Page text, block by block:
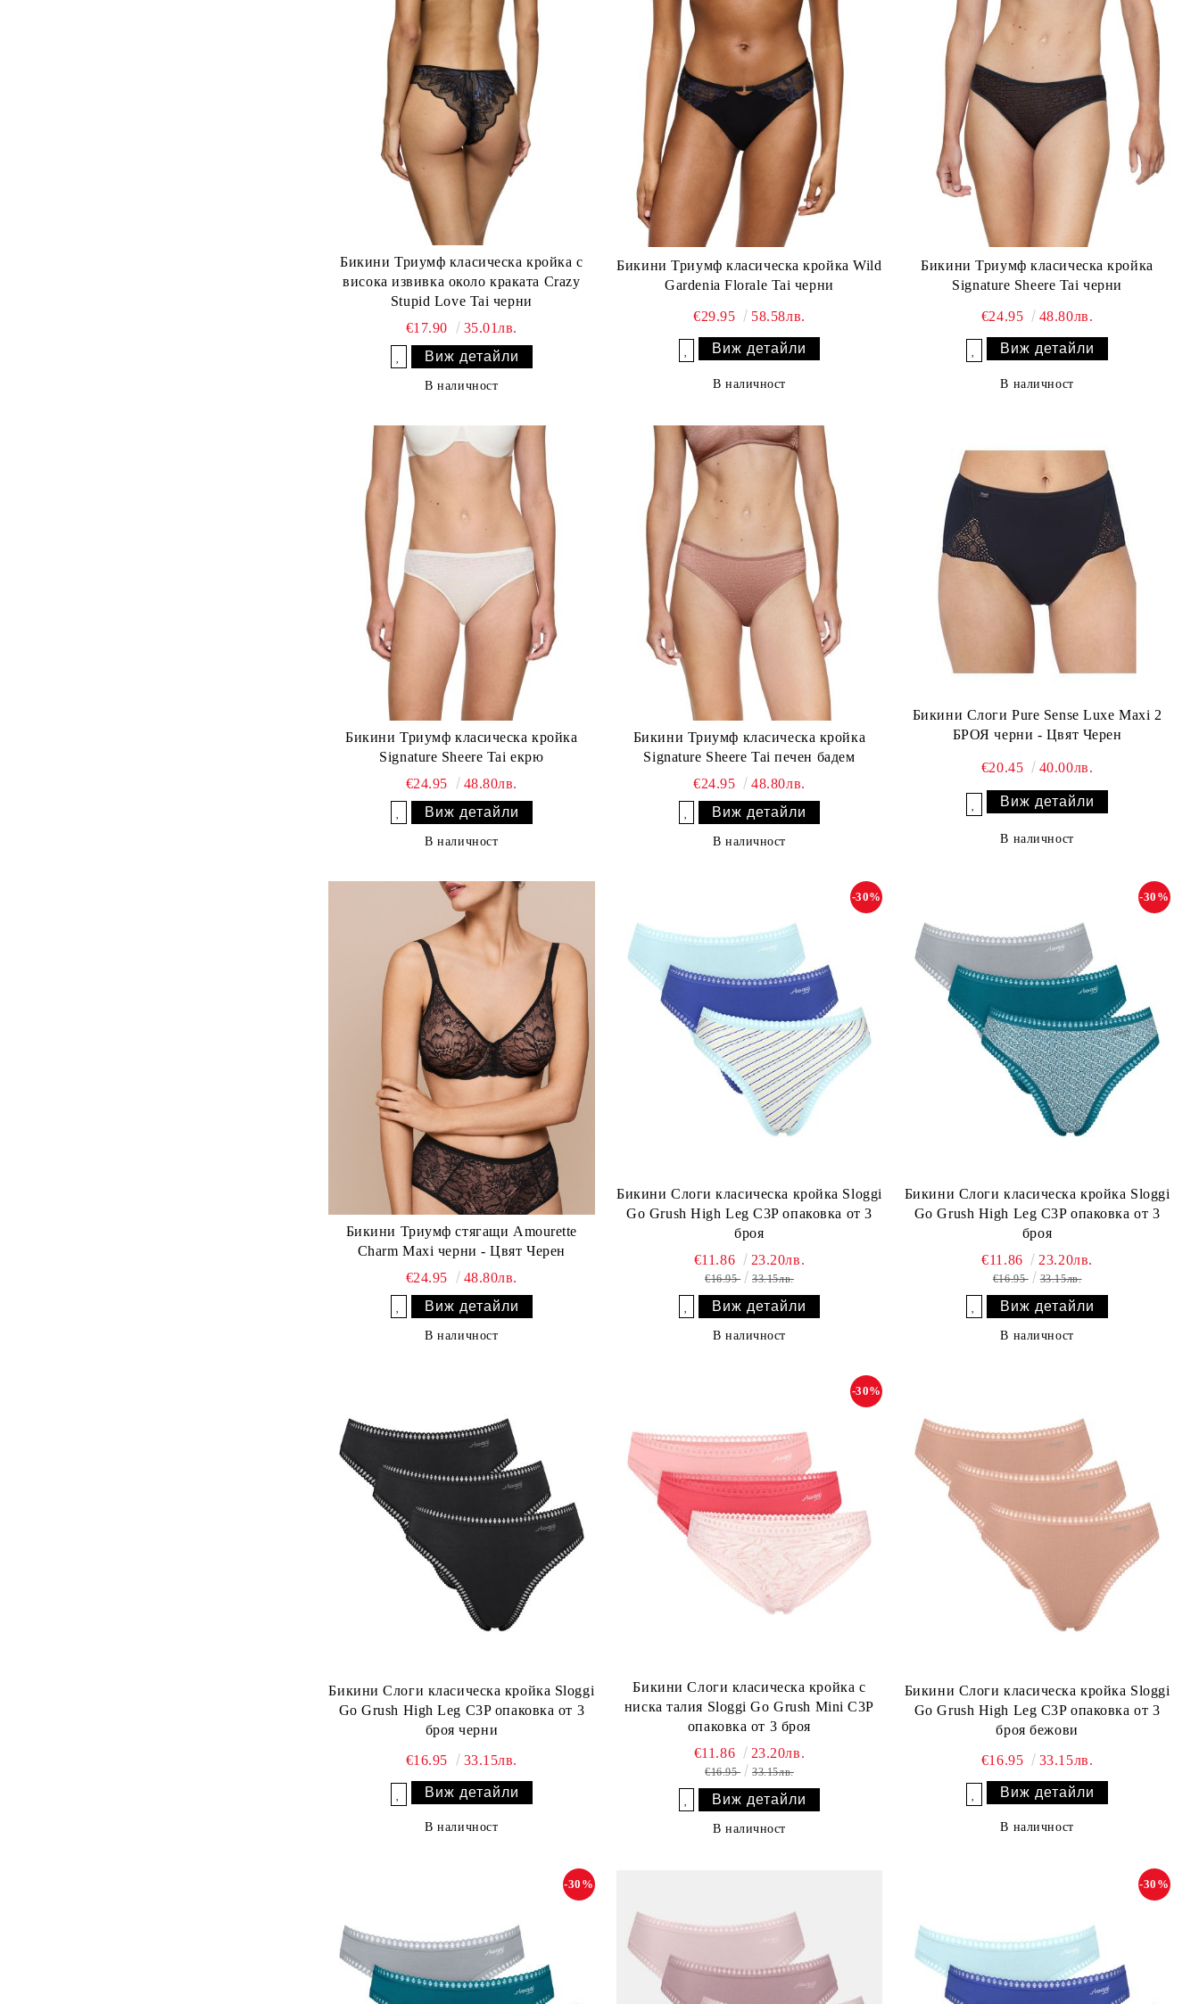
Бикини Триумф класическа кройка с
висока извивка около краката Crazy
Stupid Love Tai черни
€17.90
35.01лв.
Виж детайли
В наличност
Бикини Триумф класическа кройка Wild
Gardenia Florale Tai черни
€29.95 58.58лв.
Виж детайли
В наличност
Бикини Триумф класическа кройка
Signature Sheere Tai черни
€24.95 48.80лв.
Виж детайли
В наличност
Бикини Триумф класическа кройка
Signature Sheere Tai екрю
€24.95
48.80лв.
Виж детайли
В наличност
Бикини Триумф класическа кройка
Signature Sheere Tai печен бадем
€24.95
48.80лв.
Виж детайли
В наличност
Бикини Слоги Pure Sense Luxe Maxi 2
БРОЯ черни - Цвят Черен
€20.45 40.00лв.
Виж детайли
В наличност
Бикини Триумф стягащи Amourette
Charm Maxi черни - Цвят Черен
€24.95
48.80лв.
Виж детайли
В наличност
Бикини Слоги класическа кройка Sloggi
Go Grush High Leg C3P опаковка от 3
броя
-30%
€11.86 23.20лв.
€16.95 33.15лв.
Виж детайли
В наличност
Бикини Слоги класическа кройка Sloggi
Go Grush High Leg C3P опаковка от 3
броя
-30%
€11.86 23.20лв.
€16.95 33.15лв.
Виж детайли
В наличност
Бикини Слоги класическа кройка Sloggi
Go Grush High Leg C3P опаковка от 3
броя черни
€16.95
33.15лв.
Виж детайли
В наличност
Бикини Слоги класическа кройка с
ниска талия Sloggi Go Grush Mini C3P
опаковка от 3 броя
-30%
€11.86 23.20лв.
€16.95 33.15лв.
Виж детайли
В наличност
Бикини Слоги класическа кройка Sloggi
Go Grush High Leg C3P опаковка от 3
броя бежови
€16.95
33.15лв.
Виж детайли
В наличност
-30% -30%